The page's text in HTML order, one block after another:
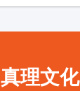
真理文化